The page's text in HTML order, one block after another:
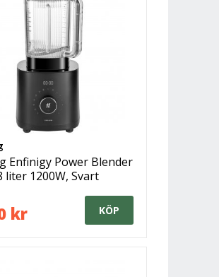
Enfinigy Power Blender
liter 1200W, Svart
kr KÖP